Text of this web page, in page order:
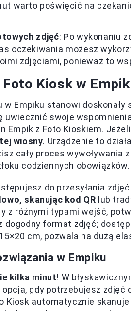
warto poświęcić na
zdjęć: Po wykonaniu
oczekiwania możesz
zdjęciami, ponieważ to
Kiosk w
w Empiku stanowi doskonały
uwiecznić swoje
Empik z Foto Kioskiem.
wiosny. Urządzenie to
cały proces wywoływania
codziennych obowiązków.
do przesyłania
skanując kod QR lub
z różnymi typami wejść,
dogodny format zdjęć;
cm, pozwala na dużą
w Empiku
kilka minut! W
gdy potrzebujesz zdjęć
Kiosk automatycznie